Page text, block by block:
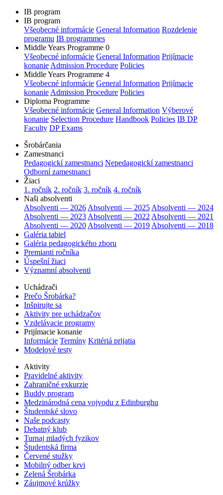
IB program
IB program
Všeobecné informácie General Information Rozdelenie
programu IB programmes
Middle Years Programme 0
Všeobecné informácie General Information Prijímacie
konanie Admission Procedure Policies
Middle Years Programme 4
Všeobecné informácie General Information Prijímacie
konanie Admission Procedure Policies
Diploma Programme
Všeobecné informácie General Information Výberové
konanie Selection Procedure Handbook Policies IB DP
Faculty DP Exams
Šrobárčania
Zamestnanci
Pedagogickí zamestnanci Nepedagogickí zamestnanci
Odborní zamestnanci
Žiaci
1. ročník 2. ročník 3. ročník 4. ročník
Naši absolventi
Absolventi — 2026 Absolventi — 2025 Absolventi — 2024
Absolventi — 2023 Absolventi — 2022 Absolventi — 2021
Absolventi — 2020 Absolventi — 2019 Absolventi — 2018
Galéria tabiel
Galéria pedagogického zboru
Premianti ročníka
Úspešní žiaci
Významní absolventi
Uchádzači
Prečo Šrobárka?
Inšpirujte sa
Aktivity pre uchádzačov
Vzdelávacie programy
Prijímacie konanie
Informácie Termíny Kritériá prijatia
Modelové testy
Aktivity
Pravidelné aktivity
Zahraničné exkurzie
Buddy program
Medzinárodná cena vojvodu z Edinburghu
Študentské slovo
Naše podcasty
Debatný klub
Turnaj mladých fyzikov
Študentská firma
Červené stužky
Mobilný odber krvi
Zelená Šrobárka
Záujmové krúžky